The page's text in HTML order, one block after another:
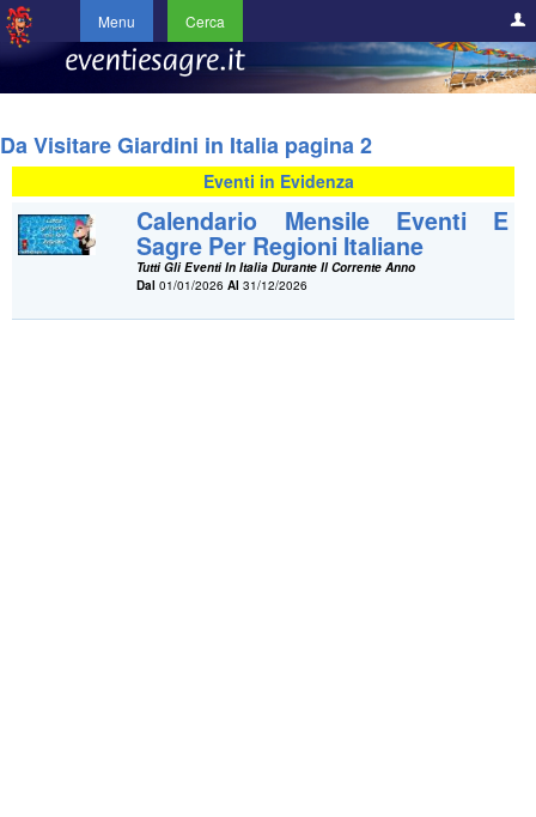
Menu Cerca
Da Visitare Giardini in Italia pagina 2
Eventi in Evidenza
Calendario Mensile Eventi E
Sagre Per Regioni Italiane
Tutti Gli Eventi In Italia Durante Il Corrente Anno
Dal 01/01/2026Al 31/12/2026